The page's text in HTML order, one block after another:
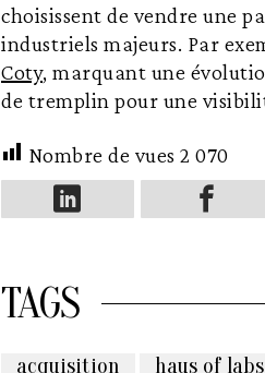
choisissent de vendre une
industriels majeurs. Par
Coty, marquant une
de tremplin pour une
Nombre de vues 2 070
TAGS
acquisition haus of labs